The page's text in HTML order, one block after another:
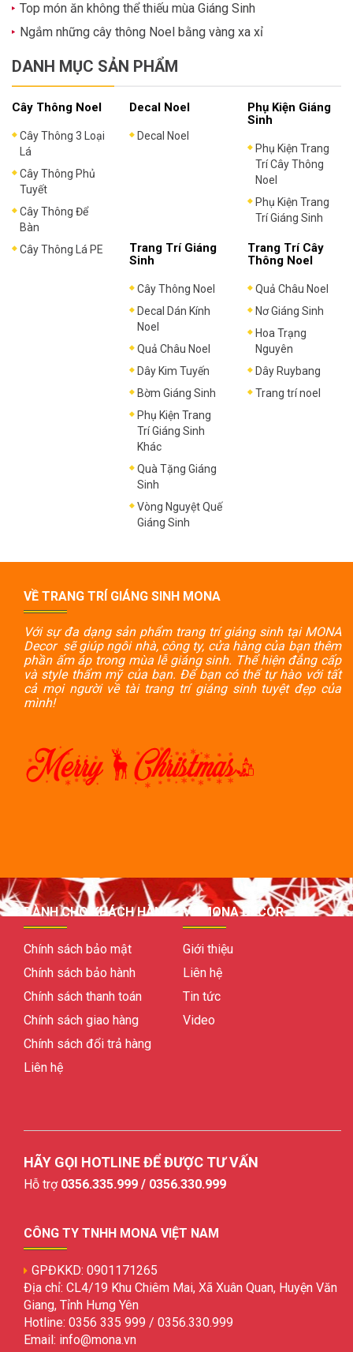
Top món ăn không thể thiếu mùa Giáng Sinh
Ngắm những cây thông Noel bằng vàng xa xỉ
DANH MỤC SẢN PHẨM
Cây Thông Noel
Cây Thông 3 Loại
Lá
Cây Thông Phủ
Tuyết
Cây Thông Để
Bàn
Cây Thông Lá PE
Decal Noel
Decal Noel
Phụ Kiện Giáng
Sinh
Phụ Kiện Trang
Trí Cây Thông
Noel
Phụ Kiện Trang
Trí Giáng Sinh
Trang Trí Giáng
Sinh
Cây Thông Noel
Decal Dán Kính
Noel
Quả Châu Noel
Dây Kim Tuyến
Bờm Giáng Sinh
Phụ Kiện Trang
Trí Giáng Sinh
Khác
Quà Tặng Giáng
Sinh
Vòng Nguyệt Quế
Giáng Sinh
Trang Trí Cây
Thông Noel
Quả Châu Noel
Nơ Giáng Sinh
Hoa Trạng
Nguyên
Dây Ruybang
Trang trí noel
VỀ TRANG TRÍ GIÁNG SINH MONA
Với sự đa dạng sản phẩm trang trí giáng sinh tại MONA
Decor sẽ giúp ngôi nhà, công ty, cửa hàng của bạn thêm
phần ấm áp trong mùa lễ giáng sinh. Thể hiện đẳng cấp
và style thẩm mỹ của bạn. Để bạn có thể tự hào với tất
cả mọi người về tài trang trí giáng sinh tuyệt đẹp của
mình!
DÀNH CHO KHÁCH HÀNG
Chính sách bảo mật
Chính sách bảo hành
Chính sách thanh toán
Chính sách giao hàng
Chính sách đổi trả hàng
Liên hệ
VỀ MONA DECOR
Giới thiệu
Liên hệ
Tin tức
Video
HÃY GỌI HOTLINE ĐỂ ĐƯỢC TƯ VẤN
Hỗ trợ 0356.335.999 / 0356.330.999
CÔNG TY TNHH MONA VIỆT NAM
GPĐKKD: 0901171265
Địa chỉ: CL4/19 Khu Chiêm Mai, Xã Xuân Quan, Huyện Văn
Giang, Tỉnh Hưng Yên
Hotline: 0356 335 999 / 0356.330.999
Email: info@mona.vn